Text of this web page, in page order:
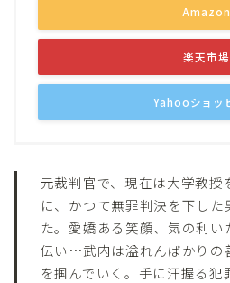
Amazon
楽天市場
Yahooショッ
元裁判官で、現在は大学教授
に、かつて無罪判決を下し
た。愛嬌ある笑顔、気の利
伝い…武内は溢れんばかりの
を掴んでいく。手に汗握る犯